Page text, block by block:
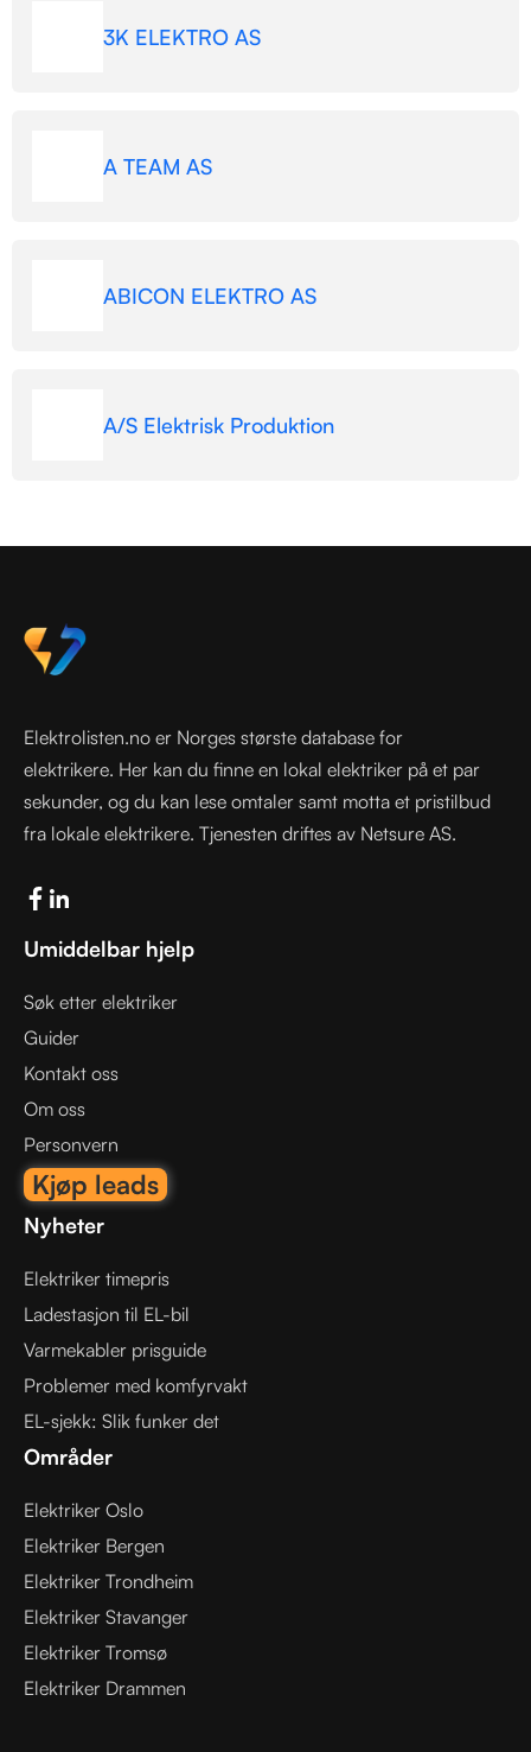
3K ELEKTRO AS
A TEAM AS
ABICON ELEKTRO AS
A/S Elektrisk Produktion
Elektrolisten.no er Norges største database for
elektrikere. Her kan du finne en lokal elektriker på et par
sekunder, og du kan lese omtaler samt motta et pristilbud
fra lokale elektrikere. Tjenesten driftes av Netsure AS.
Umiddelbar hjelp
Søk etter elektriker
Guider
Kontakt oss
Om oss
Personvern
Kjøp leads
Nyheter
Elektriker timepris
Ladestasjon til EL-bil
Varmekabler prisguide
Problemer med komfyrvakt
EL-sjekk: Slik funker det
Områder
Elektriker Oslo
Elektriker Bergen
Elektriker Trondheim
Elektriker Stavanger
Elektriker Tromsø
Elektriker Drammen